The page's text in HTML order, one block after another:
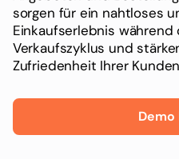
sorgen für ein nahtloses
Einkaufserlebnis
Verkaufszyklus und
Zufriedenheit Ihrer